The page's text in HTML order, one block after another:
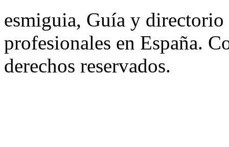
esmiguia, Guía y directorio
profesionales en España.
derechos reservados.